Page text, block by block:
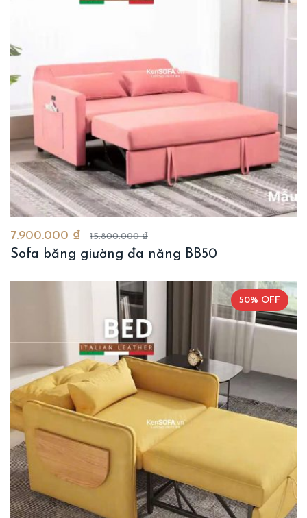
7.900.000 ₫ 15.800.000 ₫
Sofa băng giường đa năng BB50
50% OFF